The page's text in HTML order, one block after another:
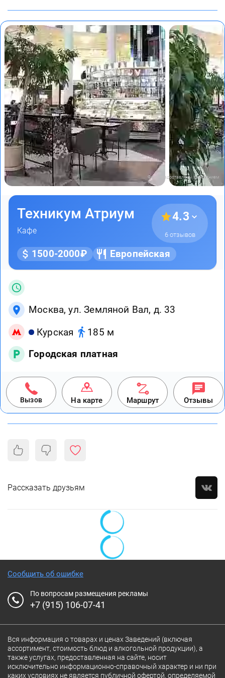
Фото предоставлены заведением
Техникум Атриум
Кафе
4.3
6 отзывов
1500-2000₽ Европейская
Москва, ул. Земляной Вал, д. 33
Курская
185 м
Городская платная
Вызов На карте Маршрут Отзывы
Рассказать друзьям
Сообщить об ошибке
По вопросам размещения рекламы
+7 (915) 106-07-41
Вся информация о товарах и ценах Заведений (включая
ассортимент, стоимость блюд и алкогольной продукции), а
также услугах, предоставленная на сайте, носит
исключительно информационно-справочный характер и ни при
каких условиях не является публичной офертой, определяемой